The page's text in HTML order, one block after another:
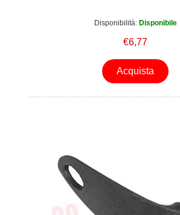
Disponibilità: Disponibile
€6,77
Acquista